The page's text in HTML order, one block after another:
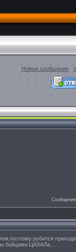
[ Новые сообщения
Сообщение
рубится
бойцами ЦАХАЛа....